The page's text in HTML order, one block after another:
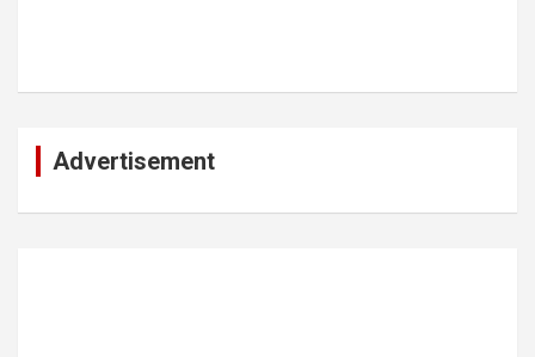
Advertisement